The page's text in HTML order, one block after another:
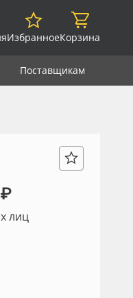
ИзбранноеКорзина
Поставщикам
лиц